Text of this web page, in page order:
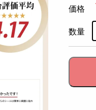
価格
数量